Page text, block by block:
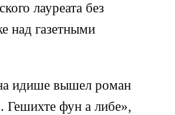
лауреата без
над газетными
идише вышел роман
фун а либе»,